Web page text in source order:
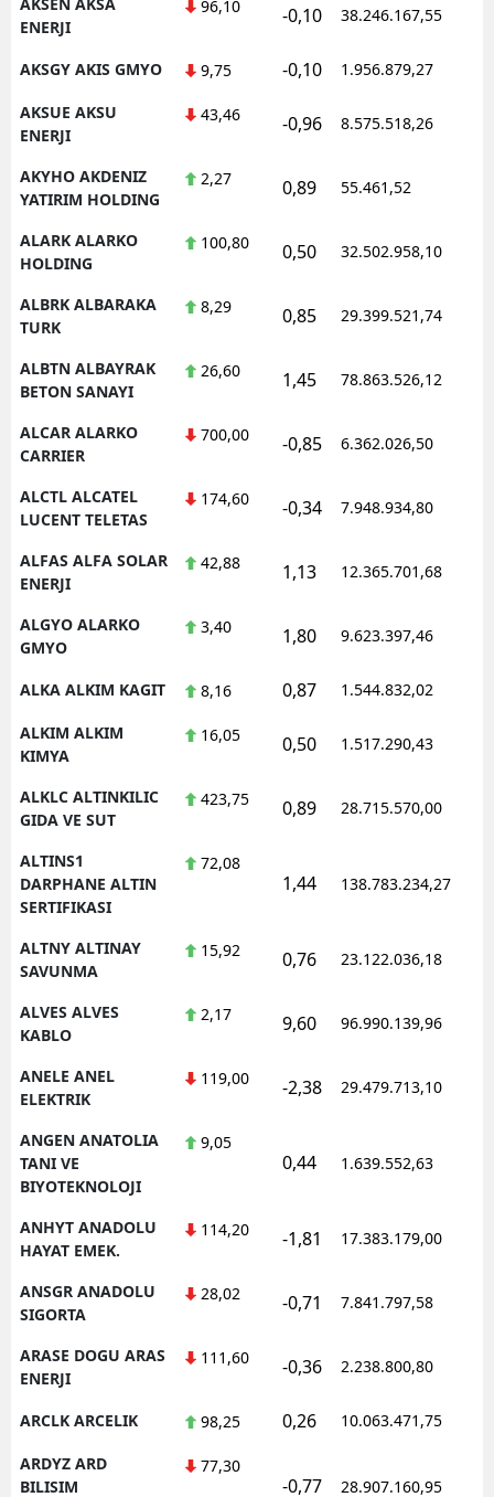
ENERJI
96,10 -0,10 38.246.167,55
AKSGY AKIS GMYO 9,75 -0,10 1.956.879,27
AKSUE AKSU
ENERJI
43,46 -0,96 8.575.518,26
AKYHO AKDENIZ
YATIRIM HOLDING
2,27 0,89 55.461,52
ALARK ALARKO
HOLDING
100,80 0,50 32.502.958,10
ALBRK ALBARAKA
TURK
8,29 0,85 29.399.521,74
ALBTN ALBAYRAK
BETON SANAYI
26,60 1,45 78.863.526,12
ALCAR ALARKO
CARRIER
700,00 -0,85 6.362.026,50
ALCTL ALCATEL
LUCENT TELETAS
174,60 -0,34 7.948.934,80
ALFAS ALFA SOLAR
ENERJI
42,88 1,13 12.365.701,68
ALGYO ALARKO
GMYO
3,40 1,80 9.623.397,46
ALKA ALKIM KAGIT 8,16 0,87 1.544.832,02
ALKIM ALKIM
KIMYA
16,05 0,50 1.517.290,43
ALKLC ALTINKILIC
GIDA VE SUT
423,75 0,89 28.715.570,00
ALTINS1
DARPHANE ALTIN
SERTIFIKASI
72,08
1,44 138.783.234,27
ALTNY ALTINAY
SAVUNMA
15,92 0,76 23.122.036,18
ALVES ALVES
KABLO
2,17 9,60 96.990.139,96
ANELE ANEL
ELEKTRIK
119,00 -2,38 29.479.713,10
ANGEN ANATOLIA
TANI VE
BIYOTEKNOLOJI
9,05
0,44 1.639.552,63
ANHYT ANADOLU
HAYAT EMEK.
114,20 -1,81 17.383.179,00
ANSGR ANADOLU
SIGORTA
28,02 -0,71 7.841.797,58
ARASE DOGU ARAS
ENERJI
111,60 -0,36 2.238.800,80
ARCLK ARCELIK 98,25 0,26 10.063.471,75
ARDYZ ARD
BILISIM
77,30
-0,77 28.907.160,95